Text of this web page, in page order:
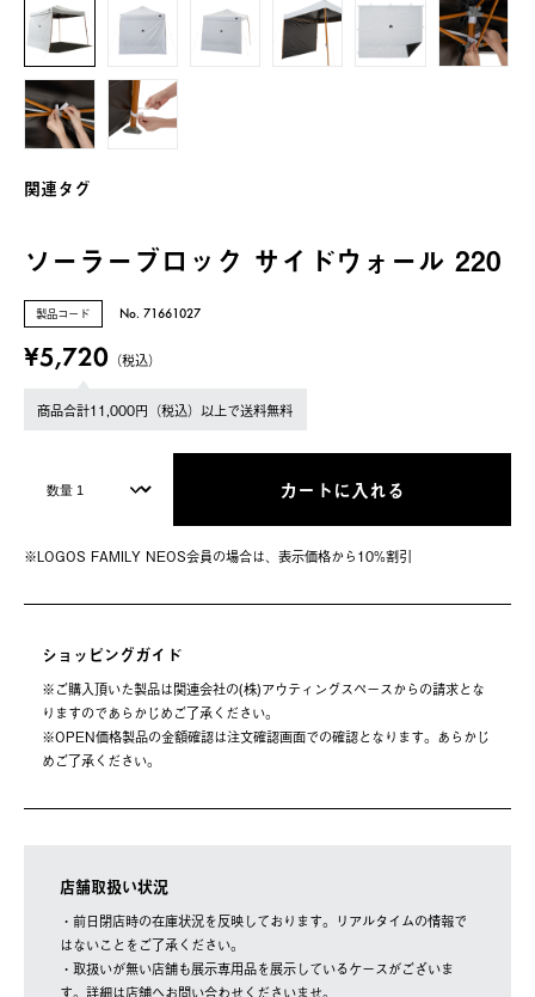
関連タグ
ソーラーブロック サイドウォール 220
製品コード No. 71661027
¥5,720 （税込）
商品合計11,000円（税込）以上で送料無料
カートに入れる
※LOGOS FAMILY NEOS会員の場合は、表⽰価格から10%割引
ショッピングガイド
※ご購⼊頂いた製品は関連会社の(株)アウティングスペースからの請求とな
りますのであらかじめご了承ください。
※OPEN価格製品の⾦額確認は注⽂確認画⾯での確認となります。あらかじ
めご了承ください。
店舗取扱い状況
・前日閉店時の在庫状況を反映しております。リアルタイムの情報で
はないことをご了承ください。
・取扱いが無い店舗も展示専用品を展示しているケースがございま
す。詳細は店舗へお問い合わせくださいませ。